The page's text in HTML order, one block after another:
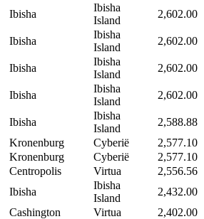
Ibisha
Ibisha
Island
2,602.00
Ibisha
Ibisha
Island
2,602.00
Ibisha
Ibisha
Island
2,602.00
Ibisha
Ibisha
Island
2,602.00
Ibisha
Ibisha
Island
2,588.88
Kronenburg Cyberië
2,577.10
Kronenburg Cyberië
2,577.10
Centropolis Virtua
2,556.56
Ibisha
Ibisha
Island
2,432.00
Cashington Virtua
2,402.00